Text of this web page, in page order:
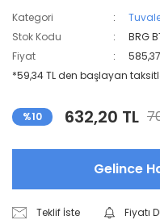
Kategori
Stok Kodu
BRG
Fiyat
*59,34 TL den başlayan
%10 632,20 TL
Gelince
Teklif İste Fiyatı